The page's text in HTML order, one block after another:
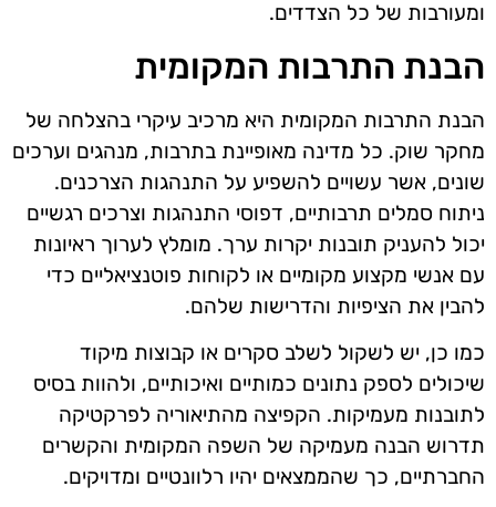
ומעורבות של כל הצדדים.
הבנת התרבות המקומית
הבנת התרבות המקומית היא מרכיב עיקרי בהצלחה של
מחקר שוק. כל מדינה מאופיינת בתרבות, מנהגים וערכים
שונים, אשר עשויים להשפיע על התנהגות הצרכנים.
ניתוח סמלים תרבותיים, דפוסי התנהגות וצרכים רגשיים
יכול להעניק תובנות יקרות ערך. מומלץ לערוך ראיונות
עם אנשי מקצוע מקומיים או לקוחות פוטנציאליים כדי
להבין את הציפיות והדרישות שלהם.
כמו כן, יש לשקול לשלב סקרים או קבוצות מיקוד
שיכולים לספק נתונים כמותיים ואיכותיים, ולהוות בסיס
לתובנות מעמיקות. הקפיצה מהתיאוריה לפרקטיקה
תדרוש הבנה מעמיקה של השפה המקומית והקשרים
החברתיים, כך שהממצאים יהיו רלוונטיים ומדויקים.